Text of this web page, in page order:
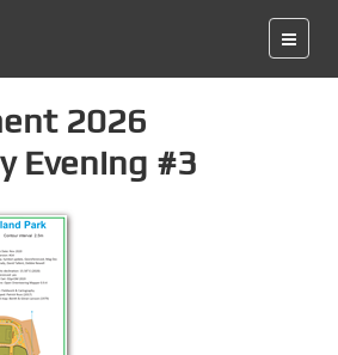
2026
Evening #3